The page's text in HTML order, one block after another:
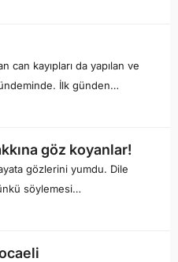
can kayıpları da yapılan ve
İlk günden…
göz koyanlar!
gözlerini yumdu. Dile
söylemesi…